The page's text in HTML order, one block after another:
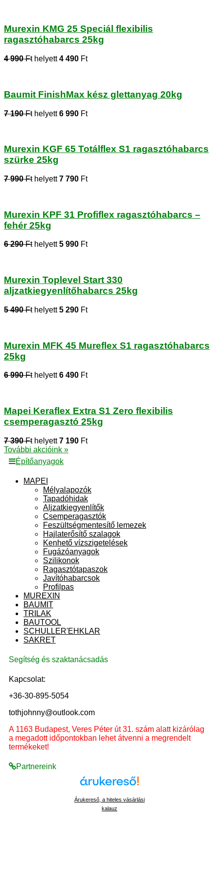
Murexin KMG 25 Speciál flexibilis
ragasztóhabarcs 25kg
4 990 Fthelyett4 490 Ft
Baumit FinishMax kész glettanyag 20kg
7 190 Fthelyett6 990 Ft
Murexin KGF 65 Totálflex S1 ragasztóhabarcs
szürke 25kg
7 990 Fthelyett7 790 Ft
Murexin KPF 31 Profiflex ragasztóhabarcs –
fehér 25kg
6 290 Fthelyett5 990 Ft
Murexin Toplevel Start 330
aljzatkiegyenlítőhabarcs 25kg
5 490 Fthelyett5 290 Ft
Murexin MFK 45 Mureflex S1 ragasztóhabarcs
25kg
6 990 Fthelyett6 490 Ft
Mapei Keraflex Extra S1 Zero flexibilis
csemperagasztó 25kg
7 390 Fthelyett7 190 Ft
További akcióink »
Építőanyagok
MAPEI
Mélyalapozók
Tapadóhidak
Aljzatkiegyenlítők
Csemperagasztók
Feszültségmentesítő lemezek
Hajlaterősítő szalagok
Kenhető vízszigetelések
Fugázóanyagok
Szilikonok
Ragasztótapaszok
Javítóhabarcsok
Profilpas
MUREXIN
BAUMIT
TRILAK
BAUTOOL
SCHULLER'EHKLAR
SAKRET
Segítség és szaktanácsadás
Kapcsolat:
+36-30-895-5054
tothjohnny@outlook.com
A 1163 Budapest, Veres Péter út 31. szám alatt kizárólag
a megadott időpontokban lehet átvenni a megrendelt
termékeket!
Partnereink
Árukereső, a hiteles vásárlási
kalauz